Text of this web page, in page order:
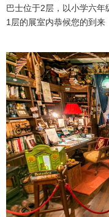
巴士位于2层，以小学六
1层的展室内恭候您的到来